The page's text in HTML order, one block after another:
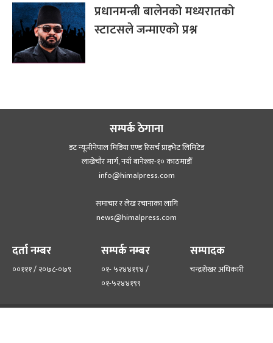
प्रधानमन्त्री बालेनको मध्यरातको
स्टाटसले जन्माएको प्रश्न
सम्पर्क ठेगाना
डट न्यूजीनेपाल मिडिया एण्ड रिसर्च प्राइभेट लिमिटेड
लाखेचौर मार्ग, नयाँ बानेश्‍वर-१० काठमाडौँ
info@himalpress.com
समाचार र लेख रचानाका लागि
news@himalpress.com
दर्ता नम्बर
००१११ / २०७८-०७९
सम्पर्क नम्बर
०१- ५२४४१९४ /
०१-५२४४१९९
सम्पादक
चन्द्रशेखर अधिकारी